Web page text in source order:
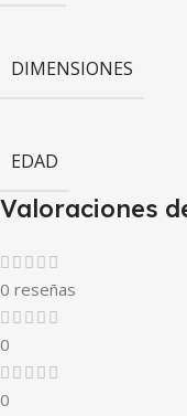
DIMENSIONES
EDAD
Valoraciones
0 reseñas
0
0